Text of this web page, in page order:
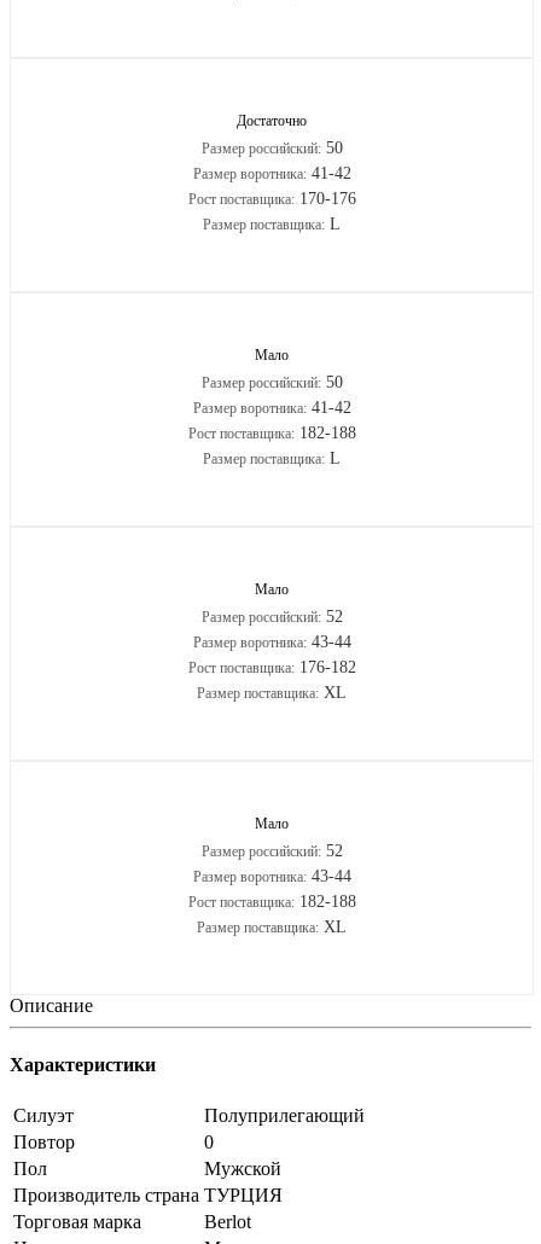
Достаточно
Размер российский: 50
Размер воротника: 41-42
Рост поставщика: 170-176
Размер поставщика: L
Мало
Размер российский: 50
Размер воротника: 41-42
Рост поставщика: 182-188
Размер поставщика: L
Мало
Размер российский: 52
Размер воротника: 43-44
Рост поставщика: 176-182
Размер поставщика: XL
Мало
Размер российский: 52
Размер воротника: 43-44
Рост поставщика: 182-188
Размер поставщика: XL
Описание
Характеристики
Силуэт
Полуприлегающий
Повтор
0
Пол
Мужской
Производитель страна ТУРЦИЯ
Торговая марка
Berlot